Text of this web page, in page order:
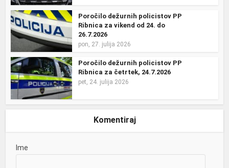
Poročilo dežurnih policistov PP
Ribnica za vikend od 24. do
26.7.2026
pon, 27. julija 2026
Poročilo dežurnih policistov PP
Ribnica za četrtek, 24.7.2026
pet, 24. julija 2026
Komentiraj
Ime